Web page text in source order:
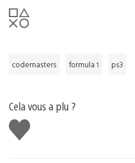
codemasters formula 1 ps3
Cela vous a plu ?
J'aime